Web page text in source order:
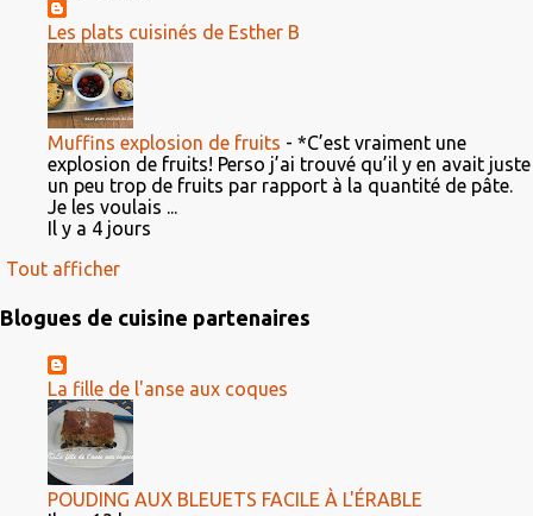
Les plats cuisinés de Esther B
Muffins explosion de fruits - *C’est vraiment une
explosion de fruits! Perso j’ai trouvé qu’il y en avait juste
un peu trop de fruits par rapport à la quantité de pâte.
Je les voulais ...
Il y a 4 jours
Tout afficher
Blogues de cuisine partenaires
La fille de l'anse aux coques
POUDING AUX BLEUETS FACILE À L'ÉRABLE